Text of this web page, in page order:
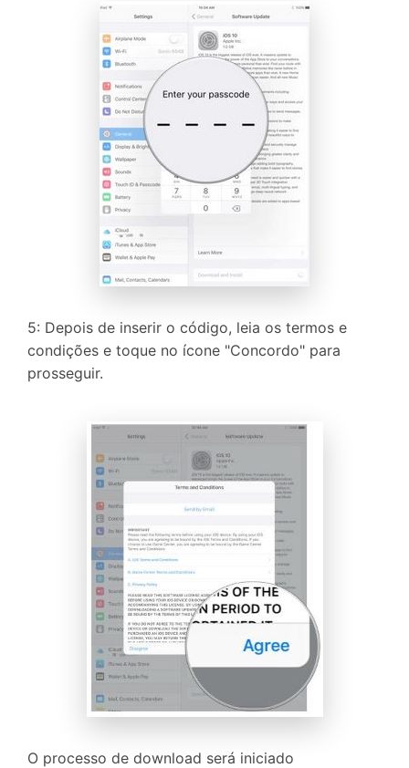
5: Depois de inserir o código, leia os termos e
condições e toque no ícone "Concordo" para
prosseguir.
O processo de download será iniciado